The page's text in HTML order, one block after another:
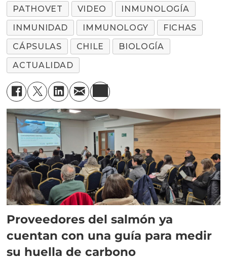
PATHOVET
VIDEO
INMUNOLOGÍA
INMUNIDAD
IMMUNOLOGY
FICHAS
CÁPSULAS
CHILE
BIOLOGÍA
ACTUALIDAD
Proveedores del salmón ya
cuentan con una guía para medir
su huella de carbono